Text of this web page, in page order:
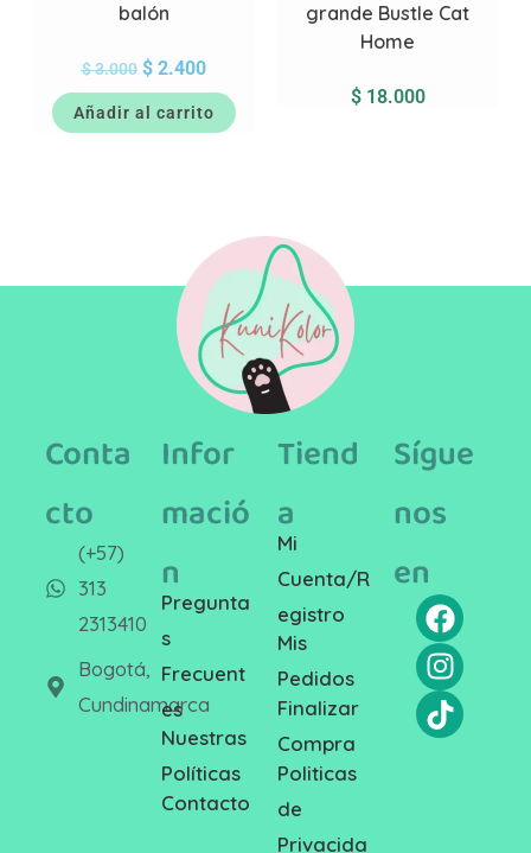
balón
$3.000 $2.400
Añadir al carrito
grande Bustle Cat
Home
$18.000
Conta
cto
(+57)
313
2313410
Bogotá,
Cundinamarca
Infor
mació
n
Pregunta
s
Frecuent
es
Nuestras
Políticas
Contacto
Tiend
a
Mi
Cuenta/R
egistro
Mis
Pedidos
Finalizar
Compra
Politicas
de
Privacida
Sígue
nos
en